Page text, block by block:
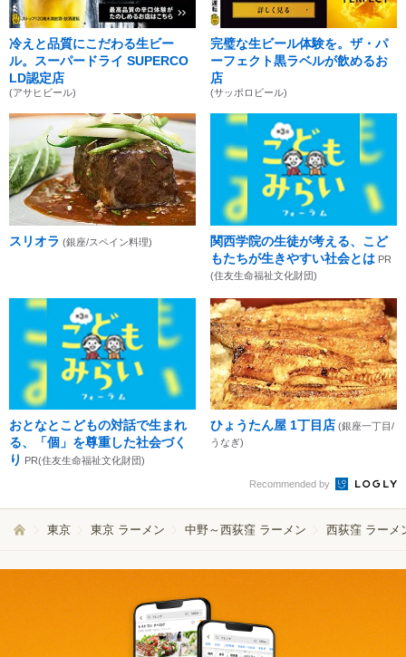
冷えと品質にこだわる生ビー
ル。スーパードライ SUPERCO
LD認定店
(アサヒビール)
完璧な生ビール体験を。ザ・パ
ーフェクト黒ラベルが飲めるお
店
(サッポロビール)
スリオラ (銀座/スペイン料理)
関西学院の生徒が考える、こど
もたちが生きやすい社会とは PR
(住友生命福祉文化財団)
おとなとこどもの対話で生まれ
る、「個」を尊重した社会づく
り PR(住友生命福祉文化財団)
ひょうたん屋 1丁目店 (銀座一丁目/
うなぎ)
Recommended by
東京 東京 ラーメン 中野～西荻窪 ラーメン 西荻窪 ラーメ